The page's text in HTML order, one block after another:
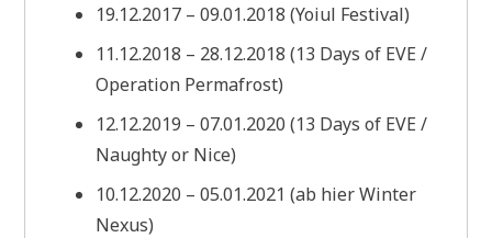
19.12.2017 – 09.01.2018 (Yoiul Festival)
11.12.2018 – 28.12.2018 (13 Days of EVE /
Operation Permafrost)
12.12.2019 – 07.01.2020 (13 Days of EVE /
Naughty or Nice)
10.12.2020 – 05.01.2021 (ab hier Winter
Nexus)